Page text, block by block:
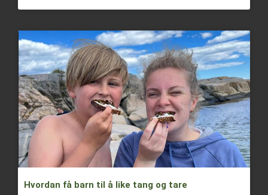
Hvordan få barn til å like tang og tare